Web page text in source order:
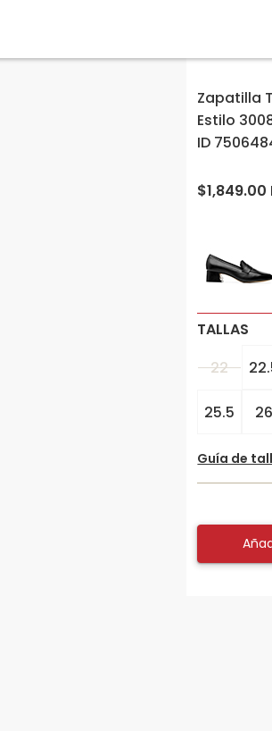
Zapatilla
Estilo
ID
$1,849.00
TALLAS
22
25.5 26
Guía de